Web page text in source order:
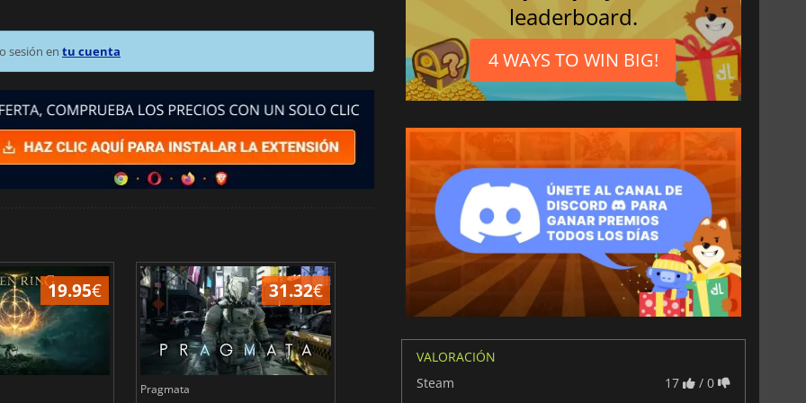
sesión en tu cuenta
19.95€ 31.32€
Pragmata
6.75 €
Total War WARHAMMER 3
15.48
leaderboard.
4 WAYS TO WIN BIG!
VALORACIÓN
Steam
17 / 0